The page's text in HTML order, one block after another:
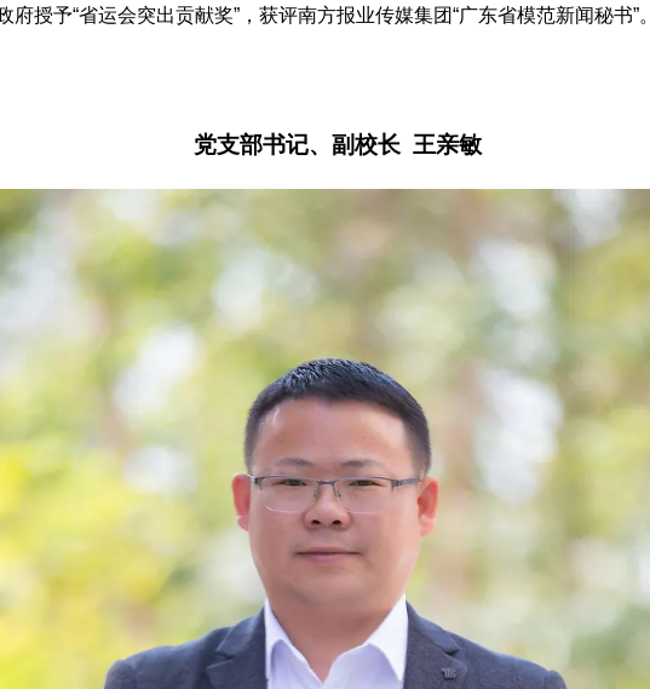
府授予“省运会突出贡献奖”，获评南方报业传媒集团“广东省模范新闻秘书”。
党支部书记、副校长 王亲敏